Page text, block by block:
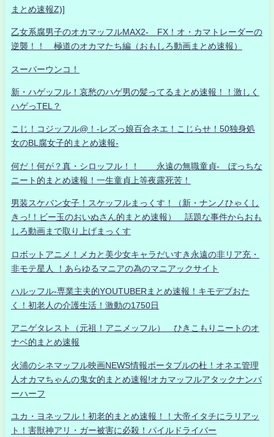
まとめ速報Z)]
乙女系腐男子のオカマッフルMAX2- FX！オ・カマトレーダーの
逆襲！！ 極道のオカマたち編（おもしろ動画まとめ速報）
スーパーウンコ！
新・ハゲッフル！哀愁のハゲ男の髪ってるまとめ速報！！激しく
ハゲっTEL？
こじ！コジッフル@！-レズっ娘百合ネエ！こじらせ！50独身処
女のBL腐女子的まとめ速報-
何だ！何が？真・シロッフル！！ 永遠の無職童貞- ぼっちな
ニート的まとめ速報！一生童貞上等夜露死苦！
男装スケバン女子！スケッフルまっくす！（新・ナンノひゃくし
きっ!！ビー玉のおいぬさん的まとめ速報） 話題な事件からおも
しろ動画まで取り上げまっくす
ロボットアニメ！メカと美少女キャラだいすき永遠の非リア充・
非モテ星人 ！あらゆるマニアの為のマニアックサイト
ハルッフル-専業主夫的YOUTUBERまとめ速報！キモデブおた
く！初老人の介護生活！激動の1750日
アニゲタレスト（元祖！アニメッフル） ひきこもりニートのオ
ナベ的まとめ速報
火浦のシネマッフル映画NEWS情報ポータブルの杜！オネエ管理
人オカマちゃんの鬼女的まとめ速報!オカマッフルアタックナンバ
ーハーフ
ユカ・ヨネッフル！初老的まとめ速報！！大帝イタチにラリアッ
ト！害獣神アリ・ガー被害に必殺！パイルドライバー